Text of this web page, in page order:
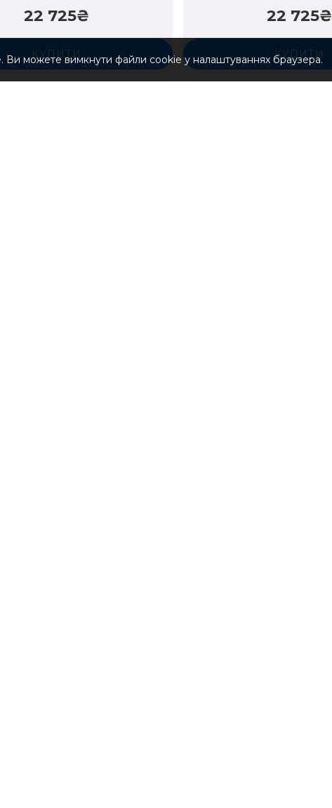
22 725₴
КУПИТИ
22 725₴
КУПИТИ
Ви можете вимкнути файли cookie у налаштуваннях браузера.